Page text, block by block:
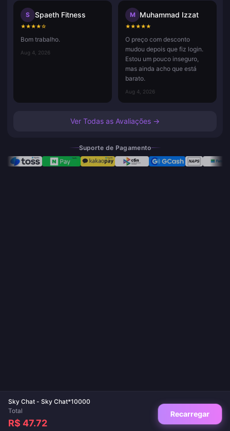
Sky Chat - Sky Chat*10000
Total
R$ 47.72
Recarregar
S Spaeth Fitness
★★★★☆
Bom trabalho.
Aug 4, 2026
M Muhammad Izzat
★★★★★
O preço com desconto
mudou depois que fiz login.
Estou um pouco inseguro,
mas ainda acho que está
barato.
Aug 4, 2026
Ver Todas as Avaliações →
Suporte de Pagamento